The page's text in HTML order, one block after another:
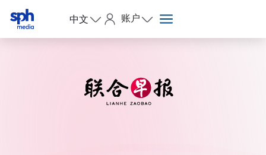
中文 账户